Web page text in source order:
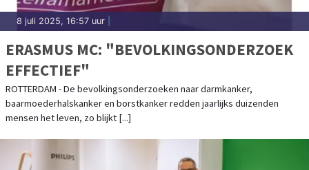
8 juli 2025, 16:57 uur
ERASMUS MC: "BEVOLKINGSONDERZOEK
EFFECTIEF"
ROTTERDAM - De bevolkingsonderzoeken naar darmkanker,
baarmoederhalskanker en borstkanker redden jaarlijks duizenden
mensen het leven, zo blijkt [...]